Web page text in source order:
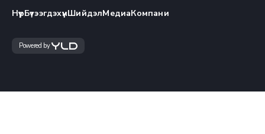
НүүрБүтээгдэхүүнШийдэлМедиаКомпани
Powered by